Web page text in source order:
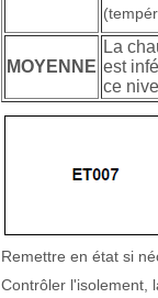
MOYENNE
La
est
ce
Remettre en état si
Contrôler l'isolement,